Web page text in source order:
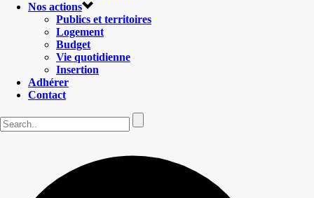
Nos actions
Publics et territoires
Logement
Budget
Vie quotidienne
Insertion
Adhérer
Contact